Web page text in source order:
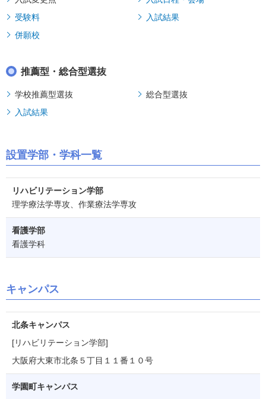
受験料
入試結果
併願校
推薦型・総合型選抜
学校推薦型選抜
総合型選抜
入試結果
設置学部・学科一覧
リハビリテーション学部
理学療法学専攻、作業療法学専攻
看護学部
看護学科
キャンパス
北条キャンパス
[リハビリテーション学部]
大阪府大東市北条５丁目１１番１０号
学園町キャンパス